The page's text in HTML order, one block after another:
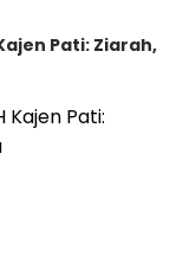
Pati: Ziarah,
Kajen Pati: